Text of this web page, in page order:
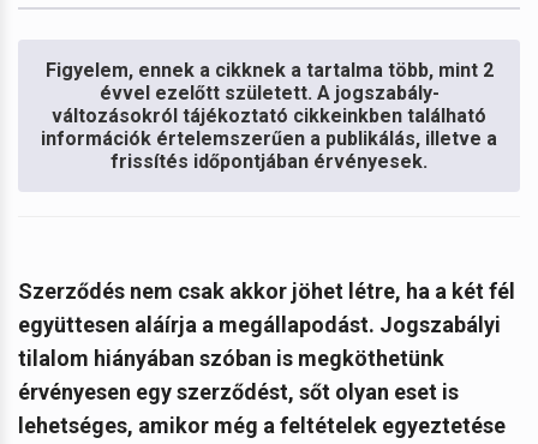
Figyelem, ennek a cikknek a tartalma több, mint 2
évvel ezelőtt született. A jogszabály-
változásokról tájékoztató cikkeinkben található
információk értelemszerűen a publikálás, illetve a
frissítés időpontjában érvényesek.
Szerződés nem csak akkor jöhet létre, ha a két fél
együttesen aláírja a megállapodást. Jogszabályi
tilalom hiányában szóban is megköthetünk
érvényesen egy szerződést, sőt olyan eset is
lehetséges, amikor még a feltételek egyeztetése